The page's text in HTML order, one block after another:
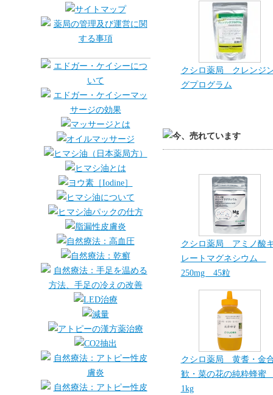
クシロ薬局 クレンジ
グプログラム
クシロ薬局 アミノ酸
レートマグネシウム
250mg 45粒
クシロ薬局 黄耆・金
歓・菜の花の純粋蜂
1kg